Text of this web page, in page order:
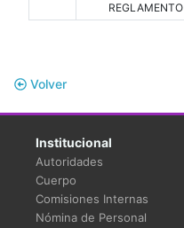
REGLAMENTO
Volver
Institucional
Autoridades
Cuerpo
Comisiones Internas
Nómina de Personal